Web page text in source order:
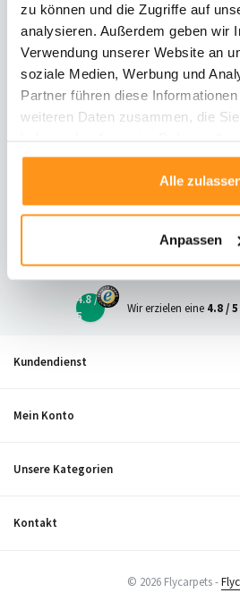
zu können und die Zugriffe auf
analysieren. Außerdem geben wir
Verwendung unserer Website an
soziale Medien, Werbung und
Partner führen diese
weiteren Daten zusammen, die
gesammelt haben.
Alle
Anpassen
Direkt
Mit
E-Mail
23
4.8 /
5
Wir erzielen eine 4.8 / 5
Kundendienst
Mein Konto
Unsere Kategorien
Kontakt
© 2026 Flycarpets -